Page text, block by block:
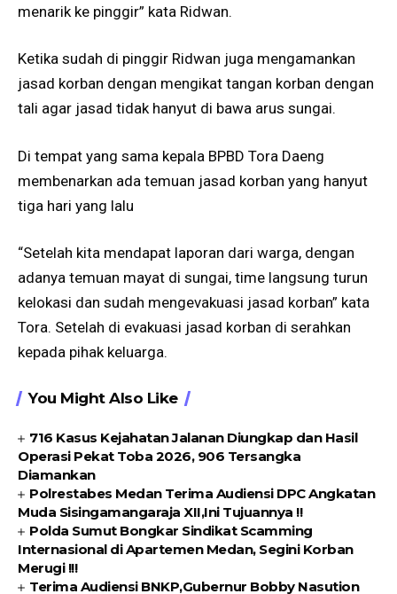
menarik ke pinggir” kata Ridwan.
Ketika sudah di pinggir Ridwan juga mengamankan
jasad korban dengan mengikat tangan korban dengan
tali agar jasad tidak hanyut di bawa arus sungai.
Di tempat yang sama kepala BPBD Tora Daeng
membenarkan ada temuan jasad korban yang hanyut
tiga hari yang lalu
“Setelah kita mendapat laporan dari warga, dengan
adanya temuan mayat di sungai, time langsung turun
kelokasi dan sudah mengevakuasi jasad korban” kata
Tora. Setelah di evakuasi jasad korban di serahkan
kepada pihak keluarga.
You Might Also Like
716 Kasus Kejahatan Jalanan Diungkap dan Hasil
Operasi Pekat Toba 2026, 906 Tersangka
Diamankan
Polrestabes Medan Terima Audiensi DPC Angkatan
Muda Sisingamangaraja XII,Ini Tujuannya !!
Polda Sumut Bongkar Sindikat Scamming
Internasional di Apartemen Medan, Segini Korban
Merugi !!!
Terima Audiensi BNKP,Gubernur Bobby Nasution